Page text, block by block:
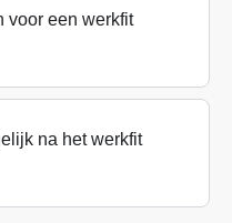
voor een werkfit
na het werkfit